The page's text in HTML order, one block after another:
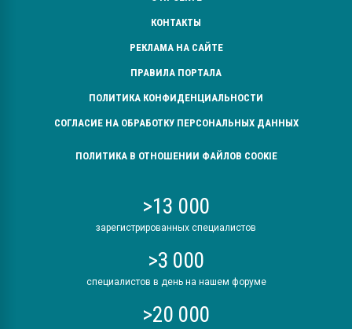
КОНТАКТЫ
РЕКЛАМА НА САЙТЕ
ПРАВИЛА ПОРТАЛА
ПОЛИТИКА КОНФИДЕНЦИАЛЬНОСТИ
СОГЛАСИЕ НА ОБРАБОТКУ ПЕРСОНАЛЬНЫХ ДАННЫХ
ПОЛИТИКА В ОТНОШЕНИИ ФАЙЛОВ COOKIE
>13 000
зарегистрированных специалистов
>3 000
специалистов в день на нашем форуме
>20 000